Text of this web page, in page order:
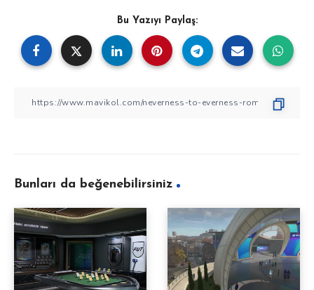
Bu Yazıyı Paylaş:
Bunları da beğenebilirsiniz